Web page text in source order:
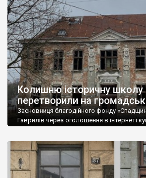
того, фахівці відновили втрачену частину
фаситованих і звичайних вікон. Щоб було
структуру дерева, двері не фарбували, –
Колишню історичну школу
перетворили на
Засновниця благодійного фонду
Гаврилів через оголошення в інтернеті
відкрили громадський простір. Споруда у
збудована у 1905 році. Спочатку це був
потім гімназія, де ще у 1990-ті вчилися […]